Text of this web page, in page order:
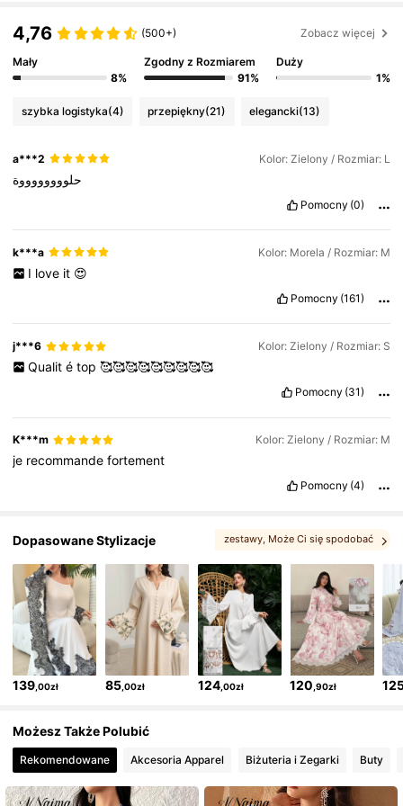
133K Obserwujący
4,76
4,76 (500+) Zobacz więcej
Mały
8%
Zgodny z Rozmiarem
91%
Duży
1%
szybka logistyka(4) przepiękny(21) elegancki(13)
a***2 Kolor: Zielony / Rozmiar: L
حلووووووووة
Pomocny (0)
k***a Kolor: Morela / Rozmiar: M
I love it 😍
Pomocny (161)
j***6 Kolor: Zielony / Rozmiar: S
Qualit é top 🥰🥰🥰🥰🥰🥰🥰🥰🥰
Pomocny (31)
K***m Kolor: Zielony / Rozmiar: M
je recommandefortement
Pomocny (4)
Dopasowane Stylizacje zestawy, Może Ci się spodobać
139 ,00zł 85 ,00zł 124,00zł 120 ,90zł
Możesz Także Polubić
Rekomendowane Akcesoria Apparel Biżuteria i Zegarki Buty